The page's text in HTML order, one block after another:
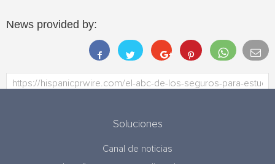
News provided by:
Soluciones
Canal de noticias